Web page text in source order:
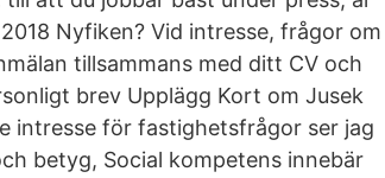
Nyfiken? Vid intresse, frågor om
tillsammans med ditt CV och
brev Upplägg Kort om Jusek
intresse för fastighetsfrågor ser jag
betyg, Social kompetens innebär